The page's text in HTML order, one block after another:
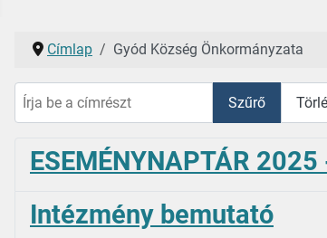
Címlap Gyód Község Önkormányzata
Írja be a címrészt
Szűrő
ESEMÉNYNAPTÁR
Intézmény bemutató